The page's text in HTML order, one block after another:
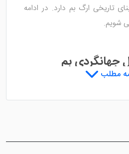
تاریخی ارگ بم دارد. در ادامه
شویم.
جهانگردی بم
رقم می زنند. این واحد ها شامل
مطلب